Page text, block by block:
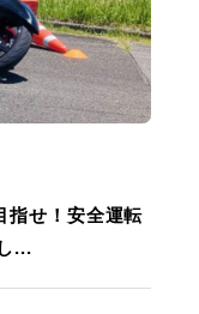
指せ！安全運転
...